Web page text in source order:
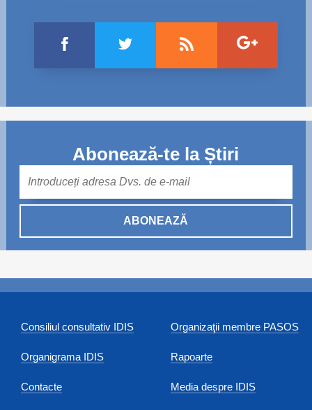
Abonează-te la Știri
ABONEAZĂ
Consiliul consultativ IDIS
Organigrama IDIS
Contacte
Organizaţii membre PASOS
Rapoarte
Media despre IDIS